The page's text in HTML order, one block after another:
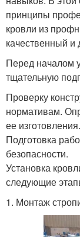
принципы
кровли из
качественный и
Перед началом
тщательную
Проверку
нормативам.
ее
Подготовка
безопасности.
Установка
следующие
1. Монтаж